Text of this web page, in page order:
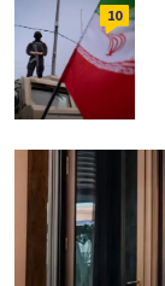
10